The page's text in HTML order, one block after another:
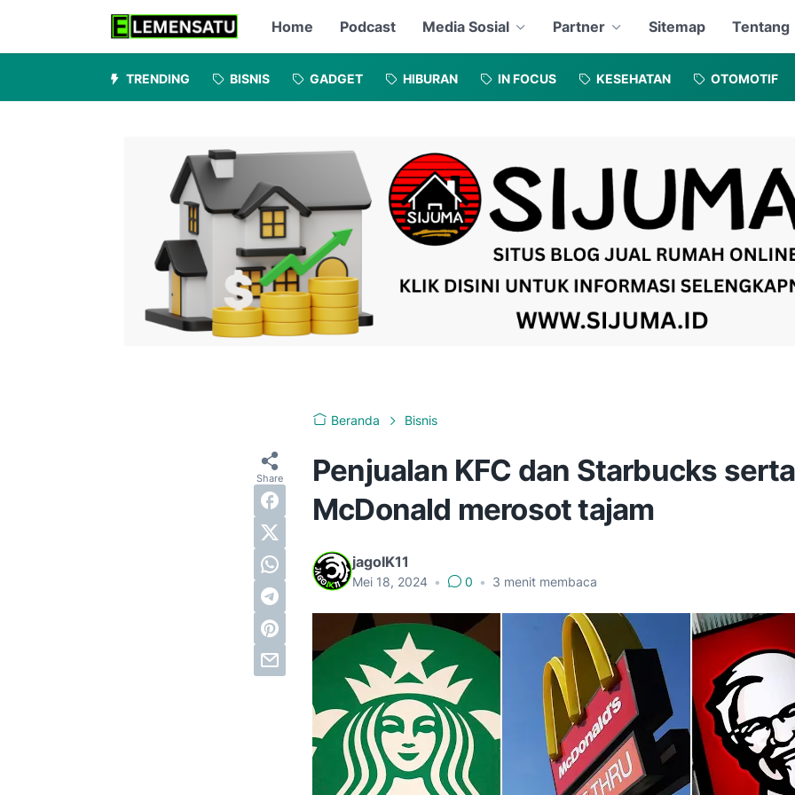
Home Podcast Media Sosial Partner Sitemap Tentang
TRENDING BISNIS GADGET HIBURAN IN FOCUS KESEHATAN OTOMOTIF
Beranda Bisnis
Penjualan KFC dan Starbucks serta
McDonald merosot tajam
jagoIK11
Mei 18, 2024 • 0 • 3 menit membaca